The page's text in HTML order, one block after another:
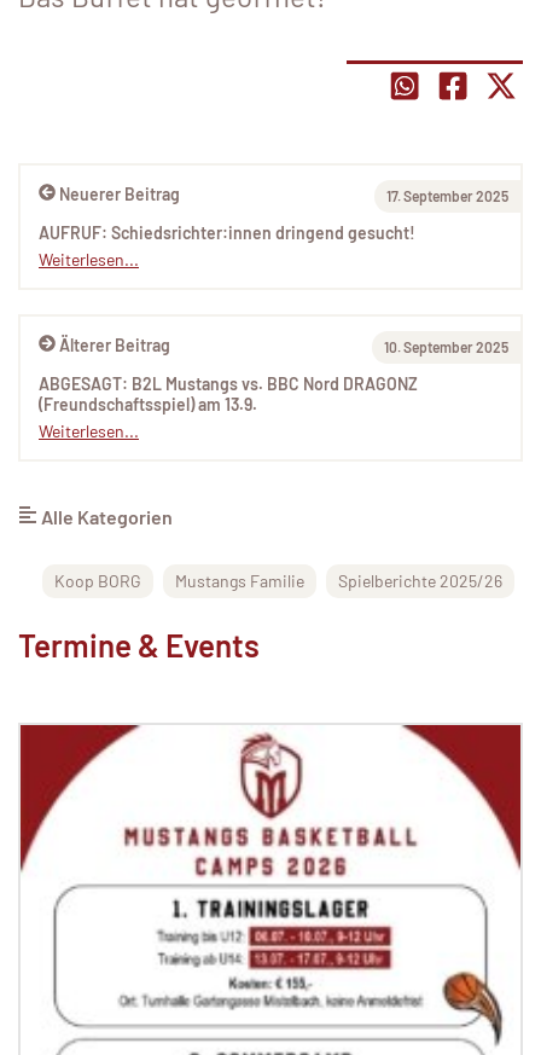
Älterer Beitrag 10. September 2025
ABGESAGT: B2L Mustangs vs. BBC Nord DRAGONZ
(Freundschaftsspiel) am 13.9.
Weiterlesen...
Neuerer Beitrag 17. September 2025
AUFRUF: Schiedsrichter:innen dringend gesucht!
Weiterlesen...
Alle Kategorien
Koop BORG Mustangs Familie Spielberichte 2025/26
Termine & Events